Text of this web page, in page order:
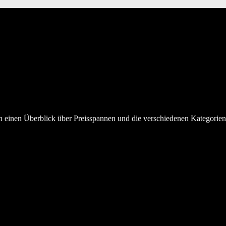
Überblick über Preisspannen und die verschiedenen